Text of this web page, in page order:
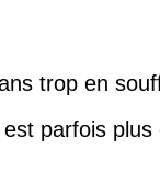
trop en
parfois